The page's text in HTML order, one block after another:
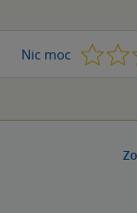
Nic moc 1 2 3 4